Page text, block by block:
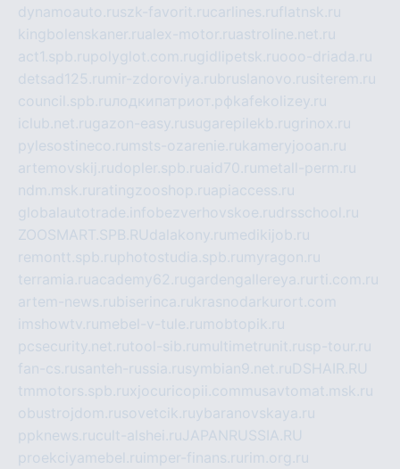
dynamoauto.ruszk-favorit.rucarlines.ruflatnsk.ru
kingbolenskaner.rualex-motor.ruastroline.net.ru
act1.spb.rupolyglot.com.rugidlipetsk.ruooo-driada.ru
detsad125.ru mir-zdoroviya.rubruslanovo.rusiterem.ru
council.spb.ruлодкипатриот.рфkafekolizey.ru
iclub.net.rugazon-easy.rusugarepilekb.rugrinox.ru
pylesostineco.ru msts-ozarenie.rukameryjooan.ru
artemovskij.rudopler.spb.ruaid70.ru metall-perm.ru
ndm.msk.ru ratingzooshop.ruapiaccess.ru
globalautotrade.info bezverhovskoe.rudrsschool.ru
ZOOSMART.SPB.RUdalakony.ru medikijob.ru
remontt.spb.ruphotostudia.spb.ru myragon.ru
terramia.ruacademy62.rugardengallereya.ru rti.com.ru
artem-news.rubiserinca.rukrasnodarkurort.com
imshowtv.ru mebel-v-tule.ru mobtopik.ru
pcsecurity.net.rutool-sib.ru multimetrunit.rusp-tour.ru
fan-cs.rusanteh-russia.rusymbian9.net.ruDSHAIR.RU
tmmotors.spb.ruxjocuricopii.com musavtomat.msk.ru
obustrojdom.rusovetcik.ruybaranovskaya.ru
ppknews.rucult-alshei.ruJAPANRUSSIA.RU
proekciyamebel.ru imper-finans.ru rim.org.ru